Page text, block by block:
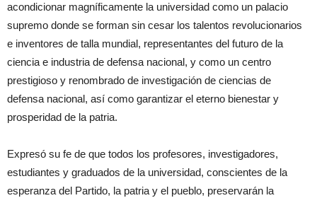
acondicionar magníficamente la universidad como un palacio
supremo donde se forman sin cesar los talentos revolucionarios
e inventores de talla mundial, representantes del futuro de la
ciencia e industria de defensa nacional, y como un centro
prestigioso y renombrado de investigación de ciencias de
defensa nacional, así como garantizar el eterno bienestar y
prosperidad de la patria.
Expresó su fe de que todos los profesores, investigadores,
estudiantes y graduados de la universidad, conscientes de la
esperanza del Partido, la patria y el pueblo, preservarán la